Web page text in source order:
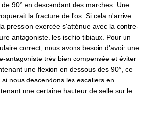
90° en descendant des marches. Une
la fracture de l'os. Si cela n'arrive
pression exercée s'atténue avec la contre-
antagoniste, les ischio tibiaux. Pour un
correct, nous avons besoin d'avoir une
antagoniste très bien compensée et éviter
une flexion en dessous des 90°, ce
nous descendons les escaliers en
une certaine hauteur de selle sur le